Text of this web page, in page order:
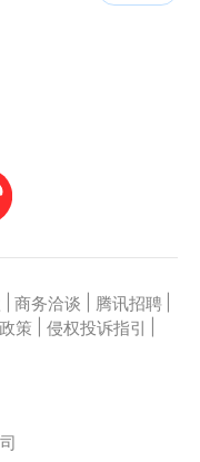
商务洽谈 腾讯招聘
策 侵权投诉指引